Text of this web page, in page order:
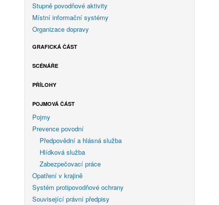
Stupně povodňové aktivity
Místní informační systémy
Organizace dopravy
GRAFICKÁ ČÁST
SCÉNÁŘE
PŘÍLOHY
POJMOVÁ ČÁST
Pojmy
Prevence povodní
Předpovědní a hlásná služba
Hlídková služba
Zabezpečovací práce
Opatření v krajině
Systém protipovodňové ochrany
Související právní předpisy